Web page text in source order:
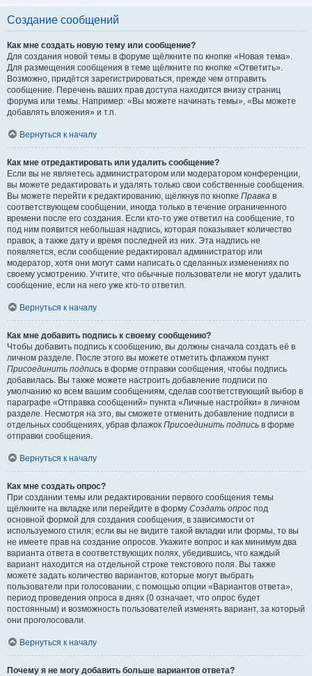
Создание сообщений
Как мне создать новую тему или сообщение?
Для создания новой темы в форуме щёлкните по кнопке «Новая тема».
Для размещения сообщения в теме щёлкните по кнопке «Ответить».
Возможно, придётся зарегистрироваться, прежде чем отправить
сообщение. Перечень ваших прав доступа находится внизу страниц
форума или темы. Например: «Вы можете начинать темы», «Вы можете
добавлять вложения» и т.п.
Вернуться к началу
Как мне отредактировать или удалить сообщение?
Если вы не являетесь администратором или модератором конференции,
вы можете редактировать и удалять только свои собственные сообщения.
Вы можете перейти к редактированию, щёлкнув по кнопке Правка в
соответствующем сообщении, иногда только в течение ограниченного
времени после его создания. Если кто-то уже ответил на сообщение, то
под ним появится небольшая надпись, которая показывает количество
правок, а также дату и время последней из них. Эта надпись не
появляется, если сообщение редактировал администратор или
модератор, хотя они могут сами написать о сделанных изменениях по
своему усмотрению. Учтите, что обычные пользователи не могут удалить
сообщение, если на него уже кто-то ответил.
Вернуться к началу
Как мне добавить подпись к своему сообщению?
Чтобы добавить подпись к сообщению, вы должны сначала создать её в
личном разделе. После этого вы можете отметить флажком пункт
Присоединить подпись в форме отправки сообщения, чтобы подпись
добавилась. Вы также можете настроить добавление подписи по
умолчанию ко всем вашим сообщениям, сделав соответствующий выбор в
параграфе «Отправка сообщений» пункта «Личные настройки» в личном
разделе. Несмотря на это, вы сможете отменить добавление подписи в
отдельных сообщениях, убрав флажок Присоединить подпись в форме
отправки сообщения.
Вернуться к началу
Как мне создать опрос?
При создании темы или редактировании первого сообщения темы
щёлкните на вкладке или перейдите в форму Создать опрос под
основной формой для создания сообщения, в зависимости от
используемого стиля; если вы не видите такой вкладки или формы, то вы
не имеете прав на создание опросов. Укажите вопрос и как минимум два
варианта ответа в соответствующих полях, убедившись, что каждый
вариант находится на отдельной строке текстового поля. Вы также
можете задать количество вариантов, которые могут выбрать
пользователи при голосовании, с помощью опции «Вариантов ответа»,
период проведения опроса в днях (0 означает, что опрос будет
постоянным) и возможность пользователей изменять вариант, за который
они проголосовали.
Вернуться к началу
Почему я не могу добавить больше вариантов ответа?